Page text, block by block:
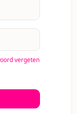
vergeten